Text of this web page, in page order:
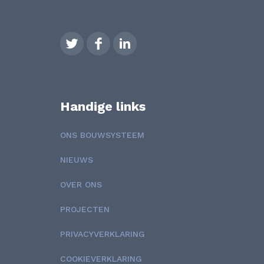
Handige links
ONS BOUWSYSTEEM
NIEUWS
OVER ONS
PROJECTEN
PRIVACYVERKLARING
COOKIEVERKLARING